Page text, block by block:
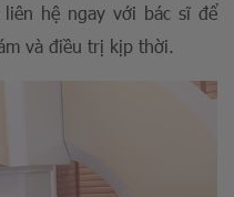
hệ ngay với bác sĩ để
và điều trị kịp thời.